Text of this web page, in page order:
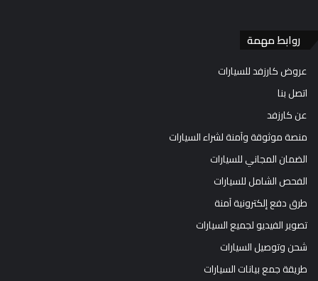
روابط مهمة
عروض كارزفد للسيارات
اتصل بنا
عن كارزفد
منصة موثوقة وآمنة لشراء السيارات
الضمان المجاني للسيارات
الفحص الشامل للسيارات
طرق دفع إلكترونية آمنة
تصوير الفيديو لجميع السيارات
شحن وتوصيل السيارات
طريقة جمع بيانات السيارات